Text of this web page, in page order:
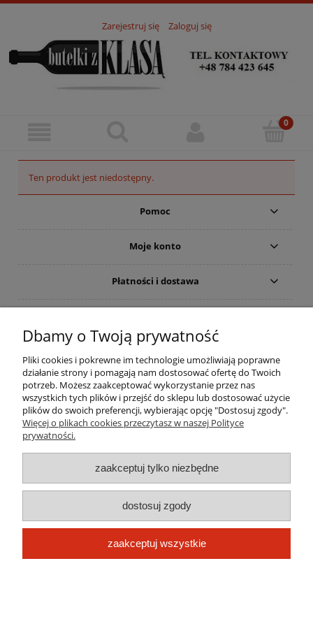
Zarejestruj się Zaloguj się
Ten produkt jest niedostępny.
Pomoc
Moje konto
Płatności i dostawa
pokaż pełną wersję strony
Sklep internetowy Shoper.pl
Dbamy o Twoją prywatność
Pliki cookies i pokrewne im technologie umożliwiają poprawne
działanie strony i pomagają nam dostosować ofertę do Twoich
potrzeb. Możesz zaakceptować wykorzystanie przez nas
wszystkich tych plików i przejść do sklepu lub dostosować użycie
plików do swoich preferencji, wybierając opcję "Dostosuj zgody".
Więcej o plikach cookies przeczytasz w naszej Polityce
prywatności.
zaakceptuj tylko niezbędne
dostosuj zgody
zaakceptuj wszystkie